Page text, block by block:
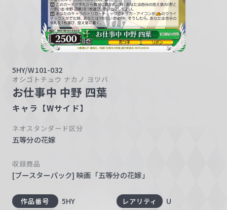
5HY/W101-032
オシゴトチュウ ナカノ ヨツバ
お仕事中 中野 四葉
キャラ【Wサイド】
ネオスタンダード区分
五等分の花嫁
収録商品
[ブースターパック] 映画「五等分の花嫁」
作品番号 5HY レアリティ U